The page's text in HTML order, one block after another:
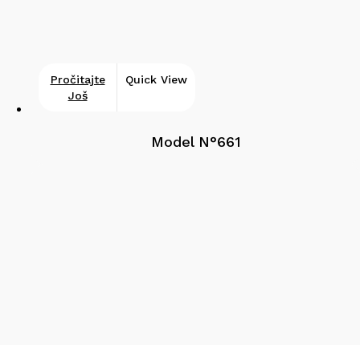
Pročitajte
Još
Quick View
Model N°661